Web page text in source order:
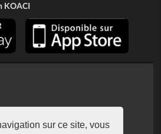
sur ce site, vous
KOACI